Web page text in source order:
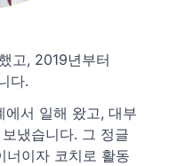
고, 2019년부터
다.
서 일해 왔고, 대부
냈습니다. 그 정글
너이자 코치로 활동